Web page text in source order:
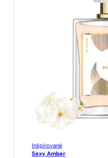
Inšpirované
Sexy Amber